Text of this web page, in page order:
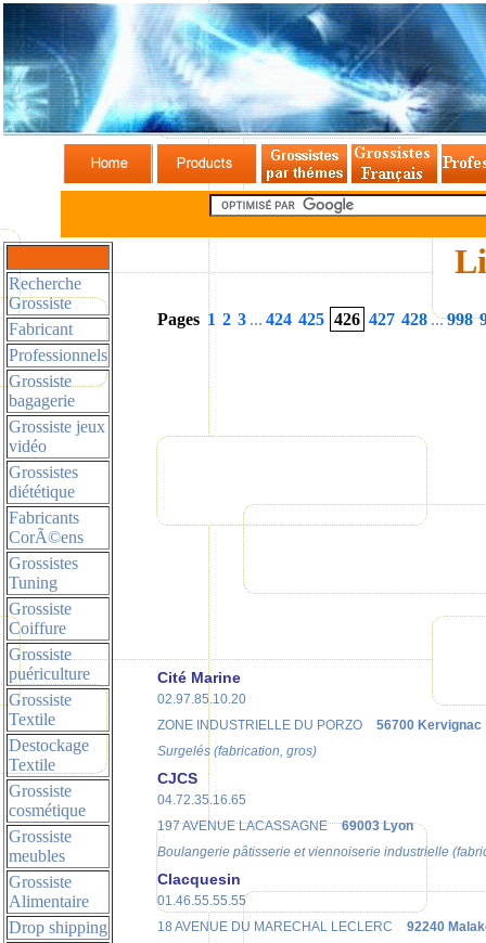
Recherche
Grossiste
Fabricant
Professionnels
Grossiste
bagagerie
Grossiste jeux
vidéo
Grossistes
diététique
Fabricants
CorÃ©ens
Grossistes
Tuning
Grossiste
Coiffure
Grossiste
puériculture
Grossiste
Textile
Destockage
Textile
Grossiste
cosmétique
Grossiste
meubles
Grossiste
Alimentaire
Drop shipping
Pages 1 2 3 ... 424 425 426 427 428 ...998
Cité Marine
02.97.85.10.20
ZONE INDUSTRIELLE DU PORZO
56700 Kervignac
Surgelés (fabrication, gros)
CJCS
04.72.35.16.65
197 AVENUE LACASSAGNE
69003 Lyon
Boulangerie pâtisserie et viennoiserie industrielle
Clacquesin
01.46.55.55.55
18 AVENUE DU MARECHAL LECLERC
92240